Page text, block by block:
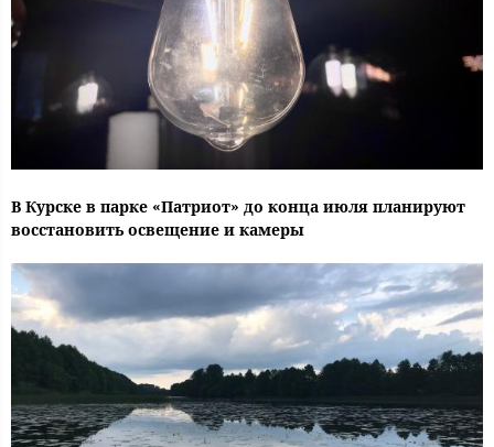
В Курске в парке «Патриот» до конца июля планируют
восстановить освещение и камеры